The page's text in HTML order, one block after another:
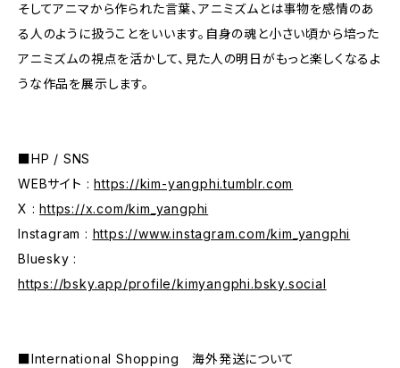
そしてアニマから作られた言葉、アニミズムとは事物を感情のあ
る人のように扱うことをいいます。自身の魂と小さい頃から培った
アニミズムの視点を活かして、見た人の明日がもっと楽しくなるよ
うな作品を展示します。
■HP / SNS
WEBサイト :https://kim-yangphi.tumblr.com
X :https://x.com/kim_yangphi
Instagram : https://www.instagram.com/kim_yangphi
Bluesky :
https://bsky.app/profile/kimyangphi.bsky.social
■International Shopping 海外発送について